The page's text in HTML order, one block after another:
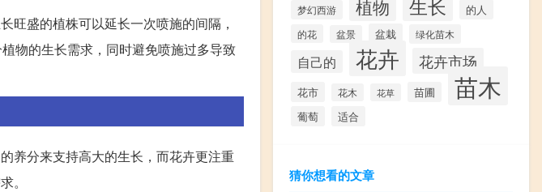
旺盛的植株可以延长一次喷施的间隔，
物的生长需求，同时避免喷施过多导致
养分来支持高大的生长，而花卉更注重
。
梦幻西游
植物 生长 的人
的花 盆景 盆栽 绿化苗木
自己的 花卉 花卉市场
花市 花木 花草 苗圃 苗木
葡萄 适合
猜你想看的文章